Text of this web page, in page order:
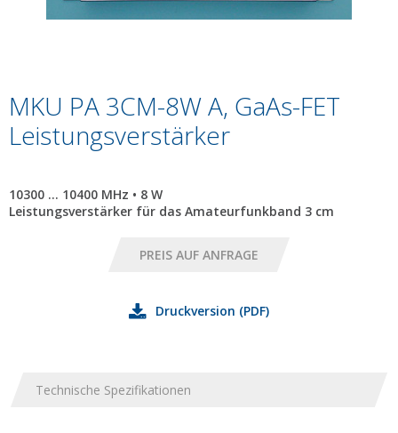
MKU PA 3CM-8W A, GaAs-FET
Leistungsverstärker
10300 ... 10400 MHz • 8 W
Leistungsverstärker für das Amateurfunkband 3 cm
Druckversion (PDF)
Technische Spezifikationen